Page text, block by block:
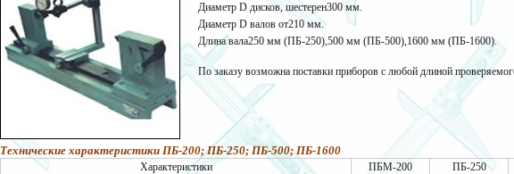
Диаметр D дисков, шестерен300 мм.
Диаметр D валов от210 мм.
Длина вала250 мм (ПБ-250),500 мм (ПБ-500),1600 мм (ПБ-1600).
По заказу возможна поставки приборов с любой длиной
Технические характеристики ПБ-200; ПБ-250; ПБ-500; ПБ-1600
Характеристики ПБМ-200 ПБ-250